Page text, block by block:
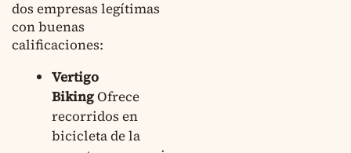
dos empresas legítimas
con buenas
calificaciones:
Vertigo
BikingOfrece
recorridos en
bicicleta de la